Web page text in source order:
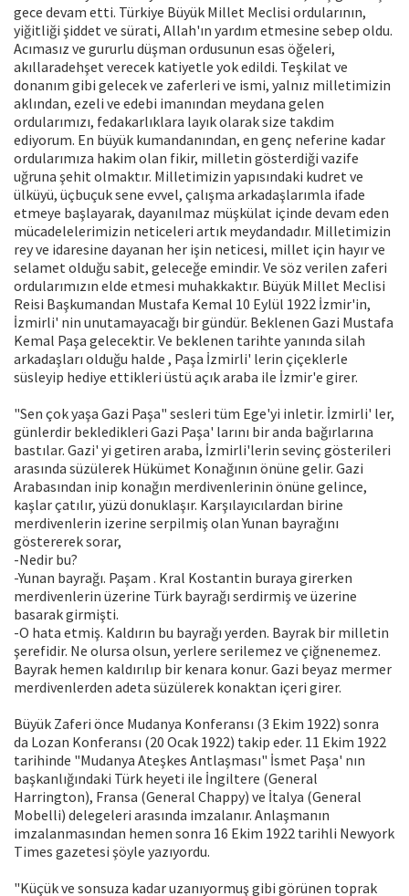
gece devam etti. Türkiye Büyük Millet Meclisi ordularının,
yiğitliği şiddet ve sürati, Allah'ın yardım etmesine sebep oldu.
Acımasız ve gururlu düşman ordusunun esas öğeleri,
akıllaradehşet verecek katiyetle yok edildi. Teşkilat ve
donanım gibi gelecek ve zaferleri ve ismi, yalnız milletimizin
aklından, ezeli ve edebi imanından meydana gelen
ordularımızı, fedakarlıklara layık olarak size takdim
ediyorum. En büyük kumandanından, en genç neferine kadar
ordularımıza hakim olan fikir, milletin gösterdiği vazife
uğruna şehit olmaktır. Milletimizin yapısındaki kudret ve
ülküyü, üçbuçuk sene evvel, çalışma arkadaşlarımla ifade
etmeye başlayarak, dayanılmaz müşkülat içinde devam eden
mücadelelerimizin neticeleri artık meydandadır. Milletimizin
rey ve idaresine dayanan her işin neticesi, millet için hayır ve
selamet olduğu sabit, geleceğe emindir. Ve söz verilen zaferi
ordularımızın elde etmesi muhakkaktır. Büyük Millet Meclisi
Reisi Başkumandan Mustafa Kemal 10 Eylül 1922 İzmir'in,
İzmirli' nin unutamayacağı bir gündür. Beklenen Gazi Mustafa
Kemal Paşa gelecektir. Ve beklenen tarihte yanında silah
arkadaşları olduğu halde , Paşa İzmirli' lerin çiçeklerle
süsleyip hediye ettikleri üstü açık araba ile İzmir'e girer.
"Sen çok yaşa Gazi Paşa" sesleri tüm Ege'yi inletir. İzmirli' ler,
günlerdir bekledikleri Gazi Paşa' larını bir anda bağırlarına
bastılar. Gazi' yi getiren araba, İzmirli'lerin sevinç gösterileri
arasında süzülerek Hükümet Konağının önüne gelir. Gazi
Arabasından inip konağın merdivenlerinin önüne gelince,
kaşlar çatılır, yüzü donuklaşır. Karşılayıcılardan birine
merdivenlerin izerine serpilmiş olan Yunan bayrağını
göstererek sorar,
-Nedir bu?
-Yunan bayrağı. Paşam . Kral Kostantin buraya girerken
merdivenlerin üzerine Türk bayrağı serdirmiş ve üzerine
basarak girmişti.
-O hata etmiş. Kaldırın bu bayrağı yerden. Bayrak bir milletin
şerefidir. Ne olursa olsun, yerlere serilemez ve çiğnenemez.
Bayrak hemen kaldırılıp bir kenara konur. Gazi beyaz mermer
merdivenlerden adeta süzülerek konaktan içeri girer.
Büyük Zaferi önce Mudanya Konferansı (3 Ekim 1922) sonra
da Lozan Konferansı (20 Ocak 1922) takip eder. 11 Ekim 1922
tarihinde "Mudanya Ateşkes Antlaşması" İsmet Paşa' nın
başkanlığındaki Türk heyeti ile İngiltere (General
Harrington), Fransa (General Chappy) ve İtalya (General
Mobelli) delegeleri arasında imzalanır. Anlaşmanın
imzalanmasından hemen sonra 16 Ekim 1922 tarihli Newyork
Times gazetesi şöyle yazıyordu.
"Küçük ve sonsuza kadar uzanıyormuş gibi görünen toprak